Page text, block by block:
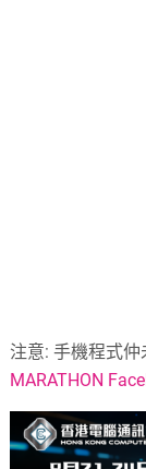
注意: 手機程式
MARATHON